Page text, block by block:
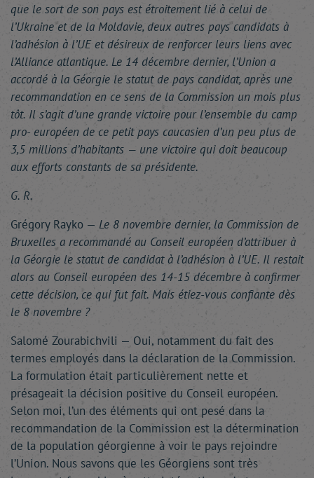
que le sort de son pays est étroitement lié à celui de
l’Ukraine et de la Moldavie, deux autres pays candidats à
l’adhésion à l’UE et désireux de renforcer leurs liens avec
l’Alliance atlantique. Le 14 décembre dernier, l’Union a
accordé à la Géorgie le statut de pays candidat, après une
recommandation en ce sens de la Commission un mois plus
tôt. Il s’agit d’une grande victoire pour l’ensemble du camp
pro- européen de ce petit pays caucasien d’un peu plus de
3,5 millions d’habitants — une victoire qui doit beaucoup
aux efforts constants de sa présidente.
G. R.
Grégory Rayko — Le 8 novembre dernier, la Commission de
Bruxelles a recommandé au Conseil européen d’attribuer à
la Géorgie le statut de candidat à l’adhésion à l’UE. Il restait
alors au Conseil européen des 14-15 décembre à confirmer
cette décision, ce qui fut fait. Mais étiez-vous confiante dès
le 8 novembre ?
Salomé Zourabichvili — Oui, notamment du fait des
termes employés dans la déclaration de la Commission.
La formulation était particulièrement nette et
présageait la décision positive du Conseil européen.
Selon moi, l’un des éléments qui ont pesé dans la
recommandation de la Commission est la détermination
de la population géorgienne à voir le pays rejoindre
l’Union. Nous savons que les Géorgiens sont très